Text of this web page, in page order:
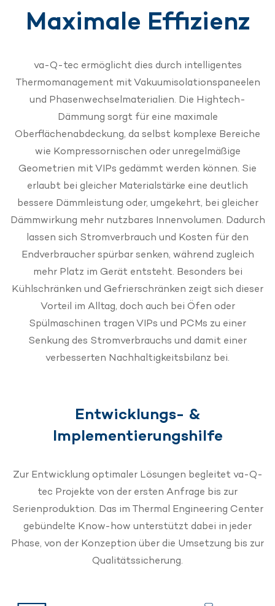
Maximale Effizienz
va-Q-tec ermöglicht dies durch intelligentes
Thermomanagement mitVakuumisolationspaneelen
und Phasenwechselmaterialien. Die Hightech-
Dämmung sorgt für eine maximale
Oberflächenabdeckung, da selbst komplexe Bereiche
wie Kompressornischen oder unregelmäßige
Geometrien mit VIPs gedämmt werden können. Sie
erlaubt bei gleicher Materialstärke eine deutlich
bessere Dämmleistung oder, umgekehrt, bei gleicher
Dämmwirkung mehr nutzbares Innenvolumen. Dadurch
lassen sich Stromverbrauch und Kosten für den
Endverbraucher spürbarsenken, während zugleich
mehr Platz im Gerät entsteht. Besonders bei
Kühlschränken und Gefrierschränken zeigt sich dieser
Vorteil im Alltag, doch auch bei Öfen oder
Spülmaschinen tragen VIPs und PCMs zu einer
Senkung des Stromverbrauchs und damit einer
verbesserten Nachhaltigkeitsbilanz bei.
Entwicklungs- &
Implementierungshilfe
Zur Entwicklung optimaler Lösungen begleitet va-Q-
tec Projekte von der ersten Anfrage bis zur
Serienproduktion. Das im Thermal Engineering Center
gebündelte Know-how unterstützt dabei in jeder
Phase, von der Konzeption über die Umsetzung bis zur
Qualitätssicherung.